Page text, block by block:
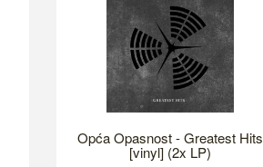
Opća Opasnost - Greatest Hits
[vinyl] (2x LP)